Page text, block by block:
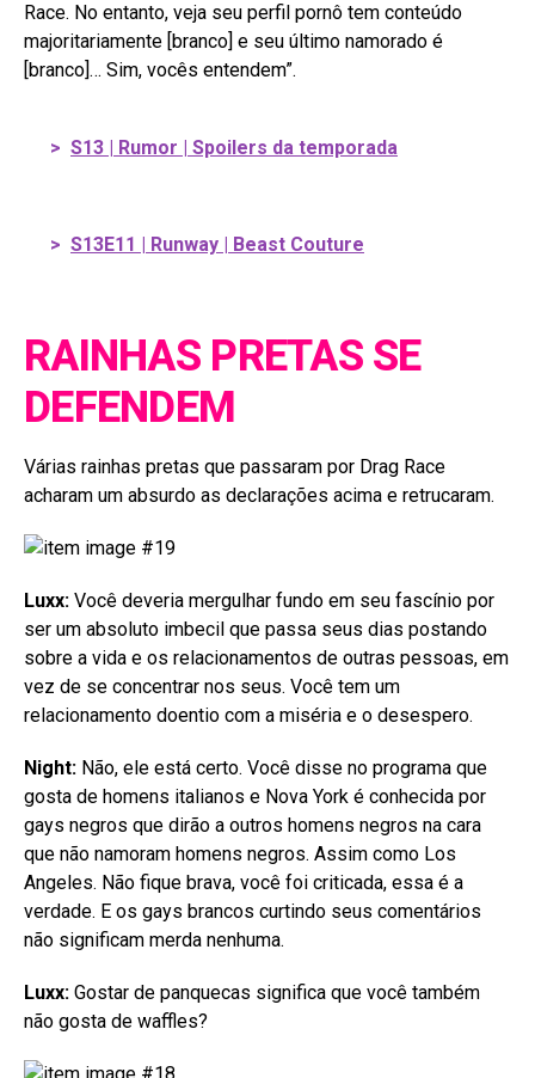
Race. No entanto, veja seu perfil pornô tem conteúdo
majoritariamente [branco] e seu último namorado é
[branco]… Sim, vocês entendem”.
> S13 | Rumor | Spoilers da temporada
> S13E11 | Runway | Beast Couture
RAINHAS PRETAS SE
DEFENDEM
Várias rainhas pretas que passaram por Drag Race
acharam um absurdo as declarações acima e retrucaram.
Luxx: Você deveria mergulhar fundo em seu fascínio por
ser um absoluto imbecil que passa seus dias postando
sobre a vida e os relacionamentos de outras pessoas, em
vez de se concentrar nos seus. Você tem um
relacionamento doentio com a miséria e o desespero.
Night: Não, ele está certo. Você disse no programa que
gosta de homens italianos e Nova York é conhecida por
gays negros que dirão a outros homens negros na cara
que não namoram homens negros. Assim como Los
Angeles. Não fique brava, você foi criticada, essa é a
verdade. E os gays brancos curtindo seus comentários
não significam merda nenhuma.
Luxx: Gostar de panquecas significa que você também
não gosta de waffles?